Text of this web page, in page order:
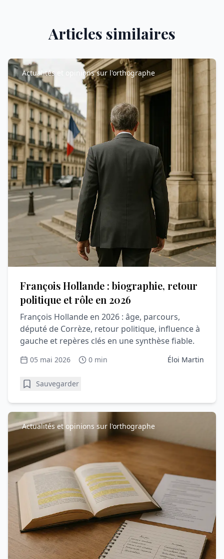
Articles similaires
Actualités et opinions sur l'orthographe
François Hollande : biographie, retour
politique et rôle en 2026
François Hollande en 2026 : âge, parcours,
député de Corrèze, retour politique, influence à
gauche et repères clés en une synthèse fiable.
05 mai 2026 0 min Éloi Martin
Sauvegarder
Actualités et opinions sur l'orthographe